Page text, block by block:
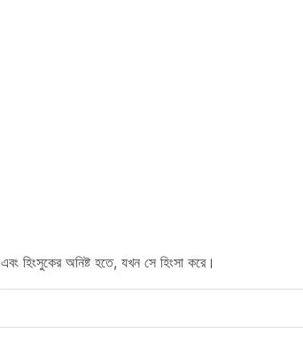
এবং হিংসুকের অনিষ্ট হতে, যখন সে হিংসা করে।